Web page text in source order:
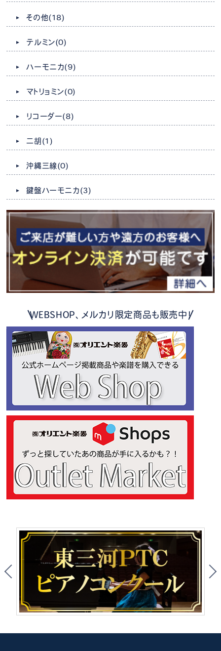
その他(18)
テルミン(0)
ハーモニカ(9)
マトリョミン(0)
リコーダー(8)
二胡 (1)
沖縄三線 (0)
鍵盤ハーモニカ (3)
WEBSHOP、メルカリ限定商品も販売中！